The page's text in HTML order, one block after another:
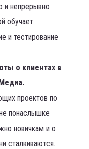
и непрерывно
обучает.
и тестирование
о клиентах в
проектов по
понаслышке
новичкам и о
сталкиваются.